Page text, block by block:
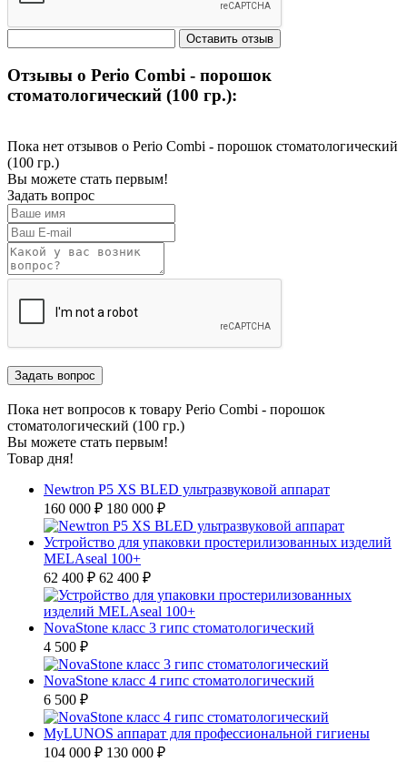
Отзывы о Perio Combi - порошок
стоматологический (100 гр.):
Пока нет отзывов о Perio Combi - порошок стоматологический
(100 гр.)
Вы можете стать первым!
Задать вопрос
Пока нет вопросов к товару Perio Combi - порошок
стоматологический (100 гр.)
Вы можете стать первым!
Товар дня!
Newtron P5 XS BLED ультразвуковой аппарат
160 000 ₽ 180 000 ₽
Устройство для упаковки простерилизованных изделий
MELAseal 100+
62 400 ₽ 62 400 ₽
NovaStone класс 3 гипс стоматологический
4 500 ₽
NovaStone класс 4 гипс стоматологический
6 500 ₽
MyLUNOS аппарат для профессиональной гигиены
104 000 ₽ 130 000 ₽